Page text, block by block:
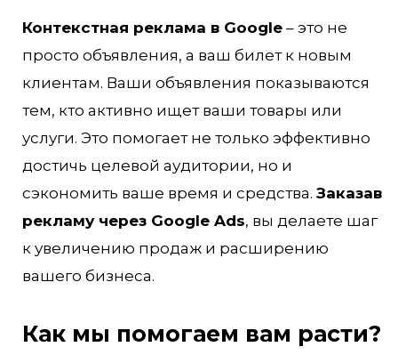
Контекстная реклама в Google – это не
просто объявления, а ваш билет к новым
клиентам. Ваши объявления показываются
тем, кто активно ищет ваши товары или
услуги. Это помогает не только эффективно
достичь целевой аудитории, но и
сэкономить ваше время и средства. Заказав
рекламу через Google Ads, вы делаете шаг
к увеличению продаж и расширению
вашего бизнеса.
Как мы помогаем вам расти?